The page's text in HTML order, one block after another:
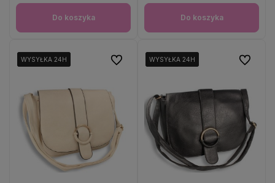
Do koszyka Do koszyka
WYSYŁKA 24H
WYSYŁKA 24H
WYSYŁKA 24H Do ulubionychWYSYŁKA 24H
WYSYŁKA 24H
WYSYŁKA 24H Do